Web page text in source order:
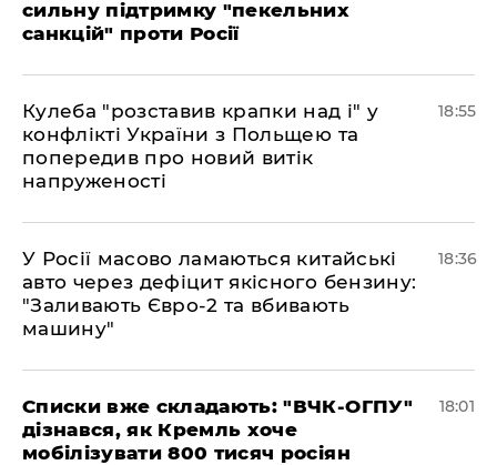
сильну підтримку "пекельних
санкцій" проти Росії
Кулеба "розставив крапки над і" у
конфлікті України з Польщею та
попередив про новий витік
напруженості
18:55
У Росії масово ламаються китайські
авто через дефіцит якісного бензину:
"Заливають Євро-2 та вбивають
машину"
18:36
Списки вже складають: "ВЧК-ОГПУ"
дізнався, як Кремль хоче
мобілізувати 800 тисяч росіян
18:01